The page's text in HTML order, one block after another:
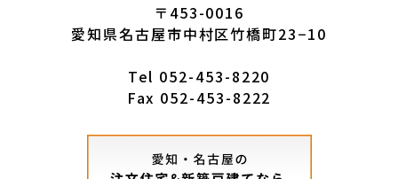
〒453-0016
愛知県名古屋市中村区竹橋町23−10
Tel 052-453-8220
Fax 052-453-8222